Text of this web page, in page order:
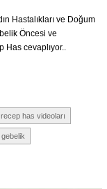
Hastalıkları ve Doğum
Öncesi ve
Has cevaplıyor..
recep has videoları